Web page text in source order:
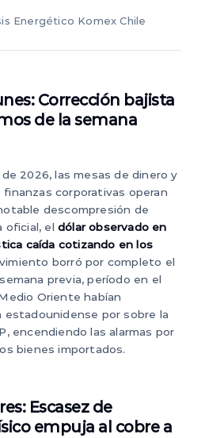
Energético Komex Chile
Corrección bajista
de la semana
2026, las mesas de dinero y
corporativas operan
descompresión de
oficial, el dólar observado en
caída cotizando en los
borró por completo el
previa, período en el
Oriente habían
estadounidense por sobre la
encendiendo las alarmas por
bienes importados.
Escasez de
empuja al cobre a